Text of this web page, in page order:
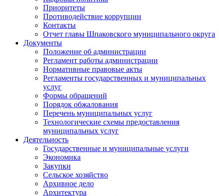
Приоритеты
Противодействие коррупции
Контакты
Отчет главы Шпаковского муниципального округа
Документы
Положение об администрации
Регламент работы администрации
Нормативные правовые акты
Регламенты государственных и муниципальных
услуг
Формы обращений
Порядок обжалования
Перечень муниципальных услуг
Технологические схемы предоставления
муниципальных услуг
Деятельность
Государственные и муниципальные услуги
Экономика
Закупки
Сельское хозяйство
Архивное дело
Архитектура